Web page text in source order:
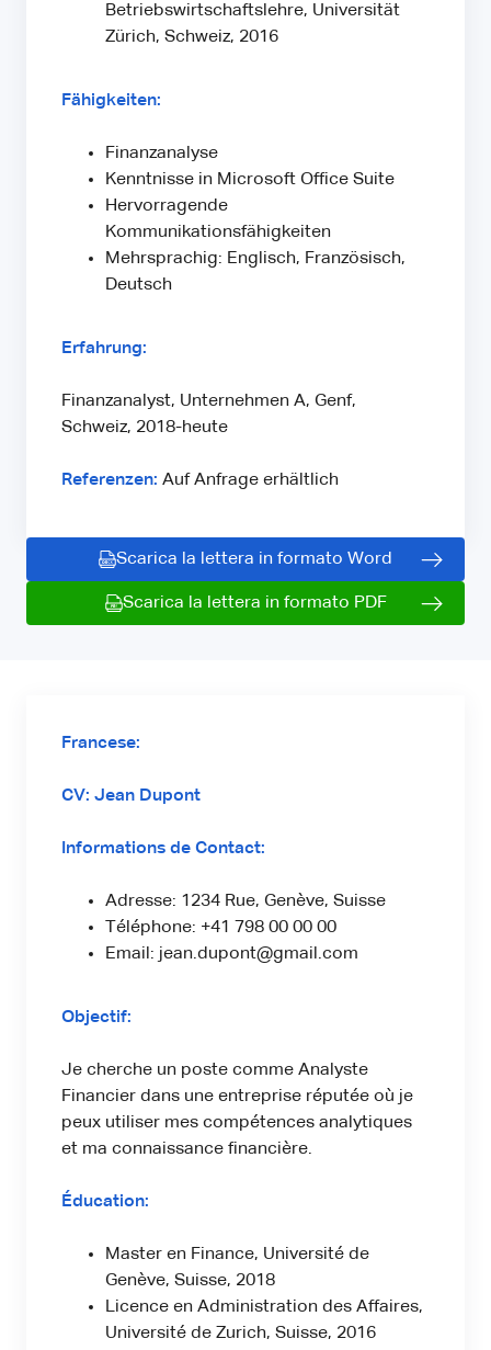
Betriebswirtschaftslehre, Universität
Zürich, Schweiz, 2016
Fähigkeiten:
Finanzanalyse
Kenntnisse in Microsoft Office Suite
Hervorragende
Kommunikationsfähigkeiten
Mehrsprachig: Englisch, Französisch,
Deutsch
Erfahrung:
Finanzanalyst, Unternehmen A, Genf,
Schweiz, 2018-heute
Referenzen: Auf Anfrage erhältlich
Scarica la lettera in formato Word
Scarica la lettera in formato PDF
Francese:
CV: Jean Dupont
Informations de Contact:
Adresse: 1234 Rue, Genève, Suisse
Téléphone: +41 798 00 00 00
Email: jean.dupont@gmail.com
Objectif:
Je cherche un poste comme Analyste
Financier dans une entreprise réputée où je
peux utiliser mes compétences analytiques
et ma connaissance financière.
Éducation:
Master en Finance, Université de
Genève, Suisse, 2018
Licence en Administration des Affaires,
Université de Zurich, Suisse, 2016